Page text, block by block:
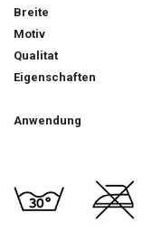
Breite
Motiv
Qualitat
Eigenschaften
Anwendung